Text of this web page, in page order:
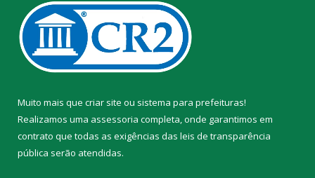
Muito mais que criar site ou sistema para prefeituras!
Realizamos uma assessoria completa, onde garantimos em
contrato que todas as exigências das leis de transparência
pública serão atendidas.